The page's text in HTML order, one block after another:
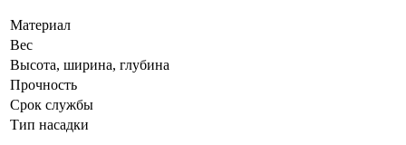
Материал
Вес
Высота, ширина, глубина
Прочность
Срок службы
Тип насадки